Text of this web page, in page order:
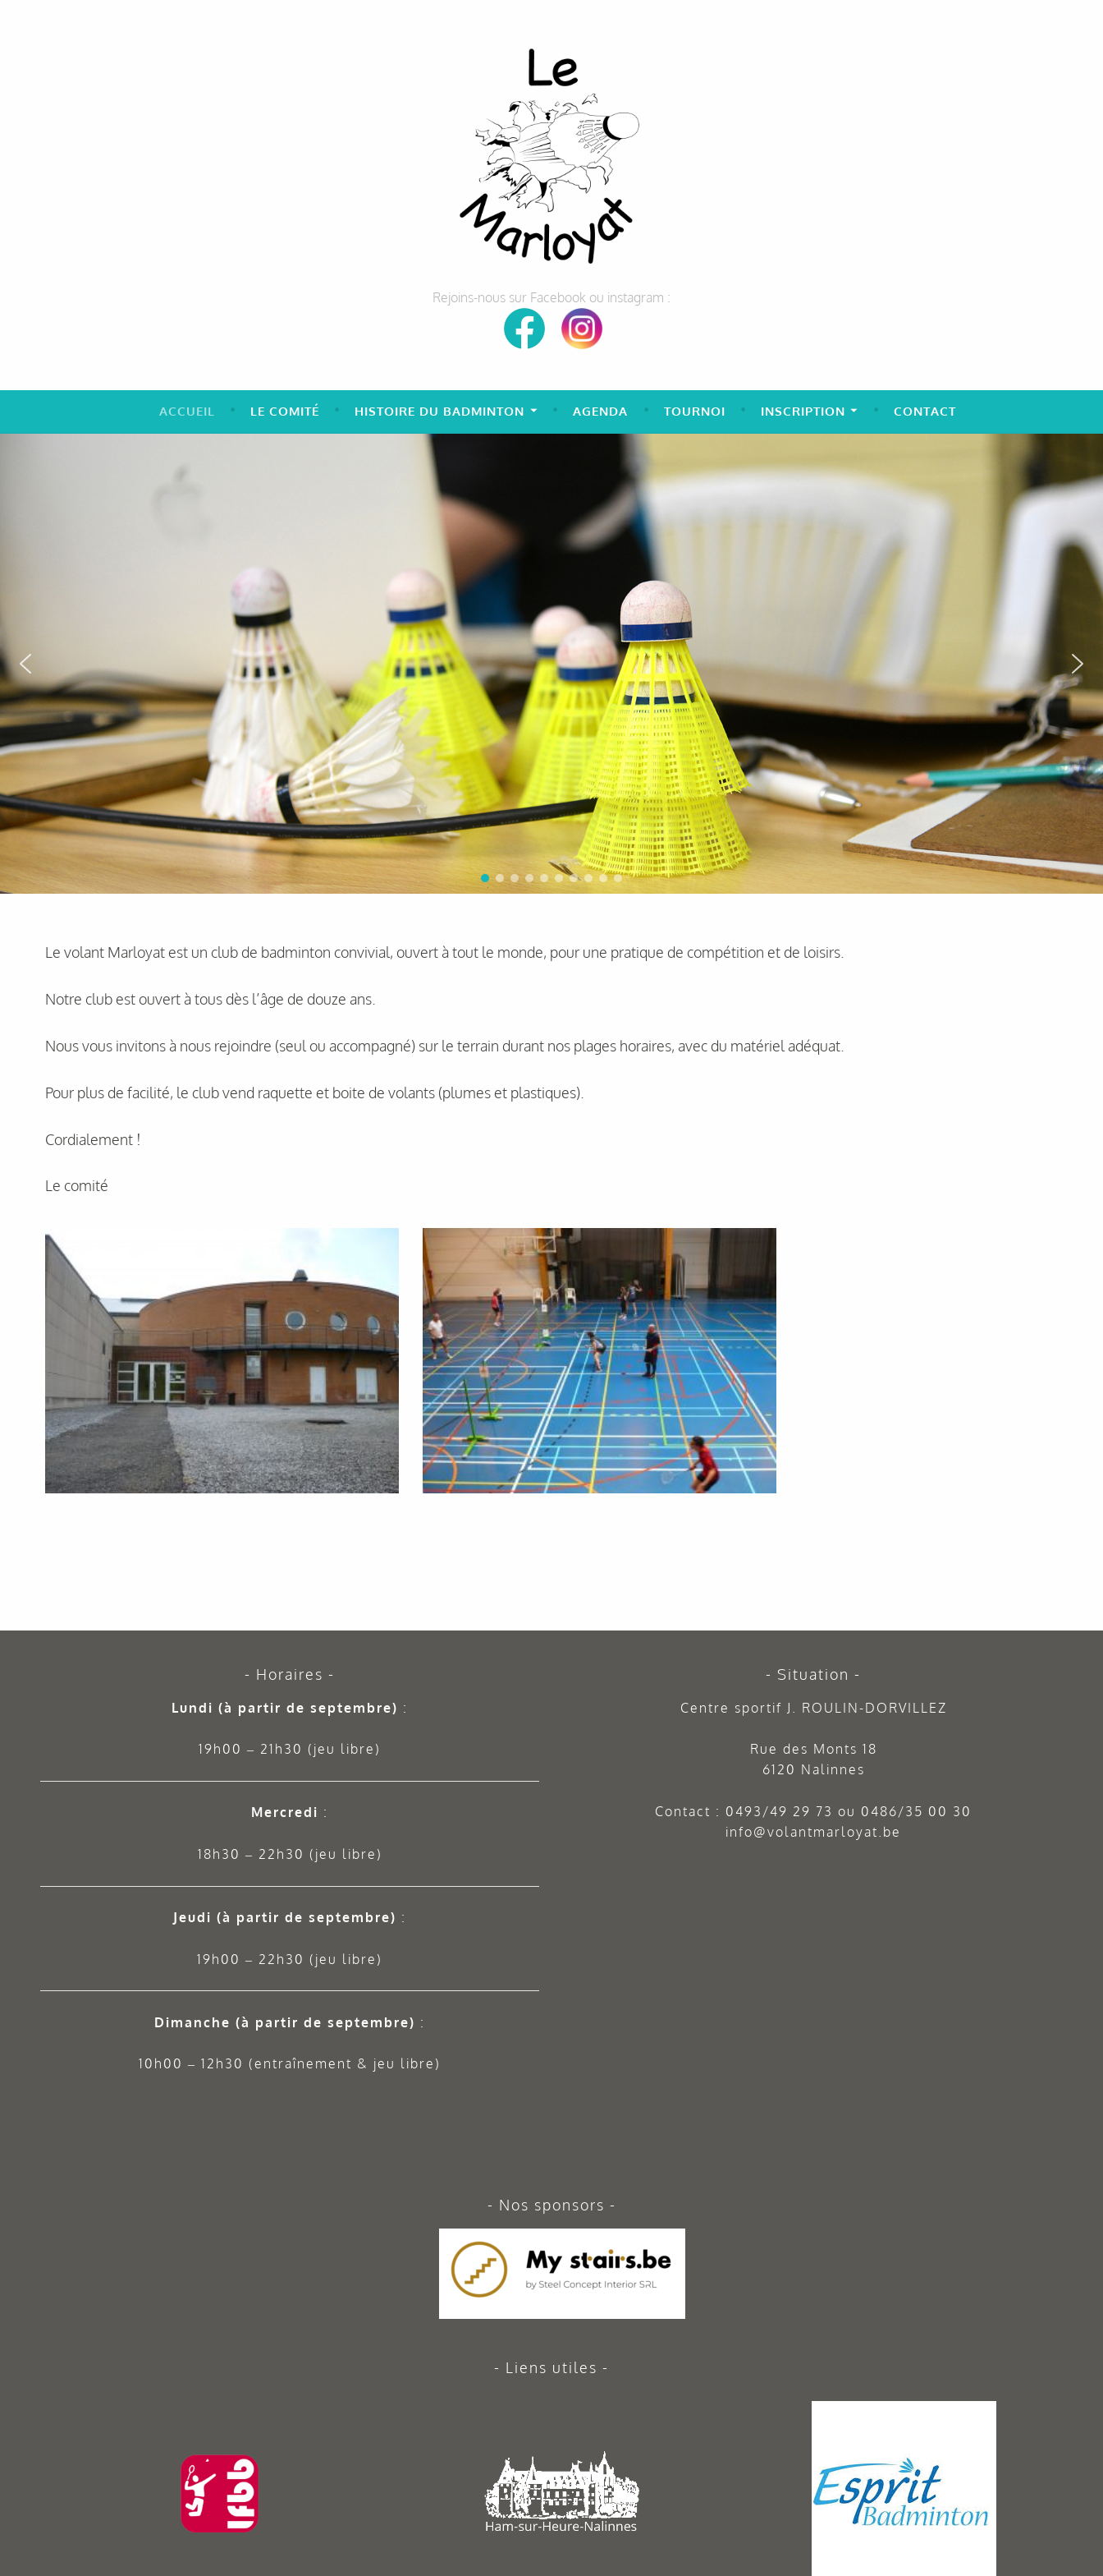
Rejoins-nous sur Facebook ou instagram :
ACCUEIL LE COMITÉ HISTOIRE DU BADMINTON AGENDA TOURNOI INSCRIPTION CONTACT
Le volant Marloyat est un club de badminton convivial, ouvert à tout le monde, pour une pratique de compétition et de loisirs.
Notre club est ouvert à tous dès l’âge de douze ans.
Nous vous invitons à nous rejoindre (seul ou accompagné) sur le terrain durant nos plages horaires, avec du matériel adéquat.
Pour plus de facilité, le club vend raquette et boite de volants (plumes et plastiques).
Cordialement !
Le comité
Horaires
Lundi (à partir de septembre) :
19h00 – 21h30 (jeu libre)
Mercredi :
18h30 – 22h30 (jeu libre)
Jeudi (à partir de septembre) :
19h00 – 22h30 (jeu libre)
Dimanche (à partir de septembre) :
10h00 – 12h30 (entraînement & jeu libre)
Situation
Centre sportif J. ROULIN-DORVILLEZ
Rue des Monts 18
6120 Nalinnes
Contact : 0493/49 29 73 ou 0486/35 00 30
info@volantmarloyat.be
Nos sponsors
Liens utiles